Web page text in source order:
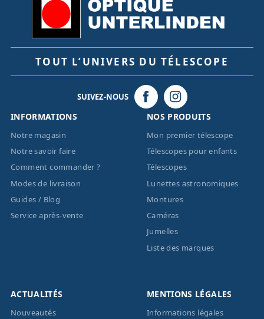
TOUT L’UNIVERS DU TÉLESCOPE
SUIVEZ-NOUS
INFORMATIONS
Notre magasin
Notre savoir faire
Comment commander ?
Modes de livraison
Guides / Blog
Service après-vente
NOS PRODUITS
Mon premier télescope
Télescopes pour enfants
Télescopes
Lunettes astronomiques
Montures
Caméras
Jumelles
Liste des marques
ACTUALITÉS
Nouveautés
MENTIONS LÉGALES
Informations légales